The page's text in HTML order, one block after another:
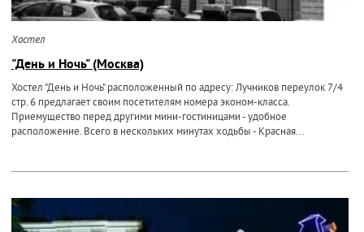
Хостел
"День и Ночь" (Москва)
Хостел "День и Ночь" расположенный по адресу: Лучников переулок 7/4
стр. 6 предлагает своим посетителям номера эконом-класса.
Приемущество перед другими мини-гостиницами - удобное
расположение. Всего в нескольких минутах ходьбы - Красная...